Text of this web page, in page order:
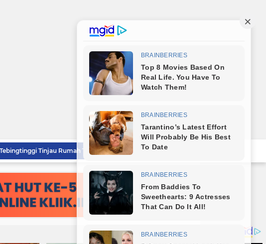
Sambut HUT RI ke-81, Wali Kota Tebingtinggi Bagikan Bendera Merah Putih Kepada Masyarakat
Polrestabes Medan Musnahkan Barang Bukti Narkotika dan Barang Ilegal, Bukti Nyata Penegakan Hukum Secara Transparan
Lahirkan Generasi Bebas Stunting, Wali Kota Tebingtinggi Dorong Optimalisasi SP3 Catin
Bareng Kapolres dan Dandim, Wali Kota Tebingtinggi Jamu Taruna AKPOL di Rumah Dinas